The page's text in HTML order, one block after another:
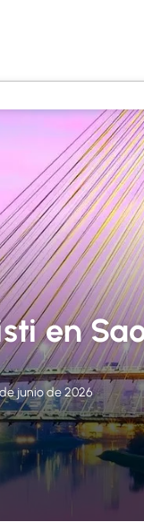
en
junio de 2026